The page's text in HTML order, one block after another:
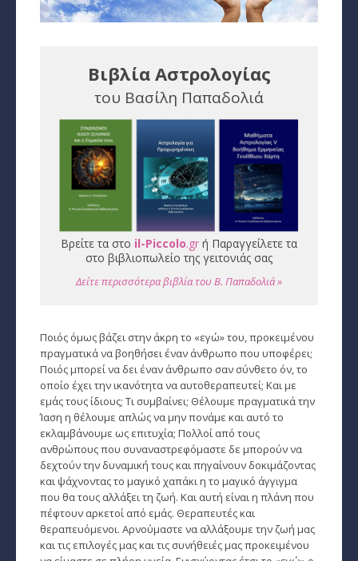
Βιβλία Αστρολογίας
του Βασίλη Παπαδολιά
Βρείτε τα στο il-Piccolo.gr ή Παραγγείλετε τα
στο βιβλιοπωλείο της γειτονιάς σας
Δείτε περισσότερα βιβλία του Β. Παπαδολιά »
Ποιός όμως βάζει στην άκρη το «εγώ» του, προκειμένου
πραγματικά να βοηθήσει έναν άνθρωπο που υποφέρει;
Ποιός μπορεί να δει έναν άνθρωπο σαν σύνθετο όν, το
οποίο έχει την ικανότητα να αυτοθεραπευτεί; Και με
εμάς τους ίδιους; Τι συμβαίνει; Θέλουμε πραγματικά την
Ίαση η θέλουμε απλώς να μην πονάμε και αυτό το
εκλαμβάνουμε ως επιτυχία; Πολλοί από τους
ανθρώπους που συναναστρεφόμαστε δε μπορούν να
δεχτούν την δυναμική τους και πηγαίνουν δοκιμάζοντας
και ψάχνοντας το μαγικό χαπάκι η το μαγικό άγγιγμα
που θα τους αλλάξει τη ζωή. Και αυτή είναι η πλάνη που
πέφτουν αρκετοί από εμάς. Θεραπευτές και
θεραπευόμενοι. Αρνούμαστε να αλλάξουμε την ζωή μας
και τις επιλογές μας και τις συνήθειές μας προκειμένου